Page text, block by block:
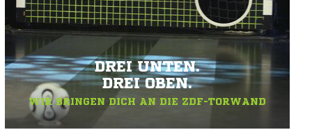
DREI UNTEN.
DREI OBEN.
WIR BRINGEN DICH AN DIE ZDF-TORWAND